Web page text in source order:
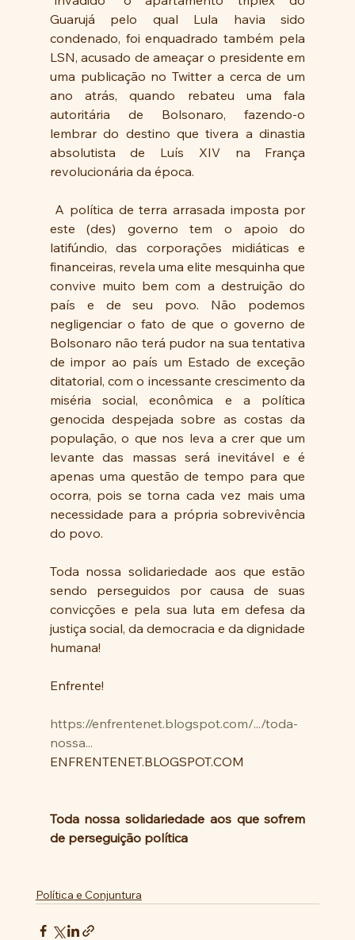
Guarujá pelo qual Lula havia sido
condenado, foi enquadrado também pela
LSN, acusado de ameaçar o presidente em
uma publicação no Twitter a cerca de um
ano atrás, quando rebateu uma fala
autoritária de Bolsonaro, fazendo-o
lembrar do destino que tivera a dinastia
absolutista de Luís XIV na França
revolucionária da época.
este (des) governo tem o apoio do
latifúndio, das corporações midiáticas e
financeiras, revela uma elite mesquinha que
convive muito bem com a destruição do
país e de seu povo. Não podemos
negligenciar o fato de que o governo de
Bolsonaro não terá pudor na sua tentativa
de impor ao país um Estado de exceção
ditatorial, com o incessante crescimento da
miséria social, econômica e a política
genocida despejada sobre as costas da
população, o que nos leva a crer que um
levante das massas será inevitável e é
apenas uma questão de tempo para que
ocorra, pois se torna cada vez mais uma
necessidade para a própria sobrevivência
do povo.
Toda nossa solidariedade aos que estão
sendo perseguidos por causa de suas
convicções e pela sua luta em defesa da
justiça social, da democracia e da dignidade
humana!
Enfrente!
https://enfrentenet.blogspot.com/.../toda-
nossa...
ENFRENTENET.BLOGSPOT.COM
Toda nossa solidariedade aos que sofrem
de perseguição política
Política e Conjuntura